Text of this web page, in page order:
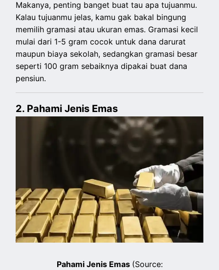
Makanya, penting banget buat tau apa tujuanmu.
Kalau tujuanmu jelas, kamu gak bakal bingung
memilih gramasi atau ukuran emas. Gramasi kecil
mulai dari 1-5 gram cocok untuk dana darurat
maupun biaya sekolah, sedangkan gramasi besar
seperti 100 gram sebaiknya dipakai buat dana
pensiun.
2. Pahami Jenis Emas
Pahami Jenis Emas (Source: